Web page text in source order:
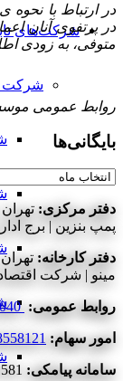
شرکت‌های
شرکت
در ارتباط با نحوه
در پرتفوی آنان
متوفی، به زودی
روابط عمومی
بایگانی‌ها
بایگانی‌ها
دفتر مرکزی:
پمپ بنزین | برج
دفتر کارخانه:
مینو | شرکت
روابط عمومی: 48831040 – 021
امور سهام: – 021
سامانه پیامکی: